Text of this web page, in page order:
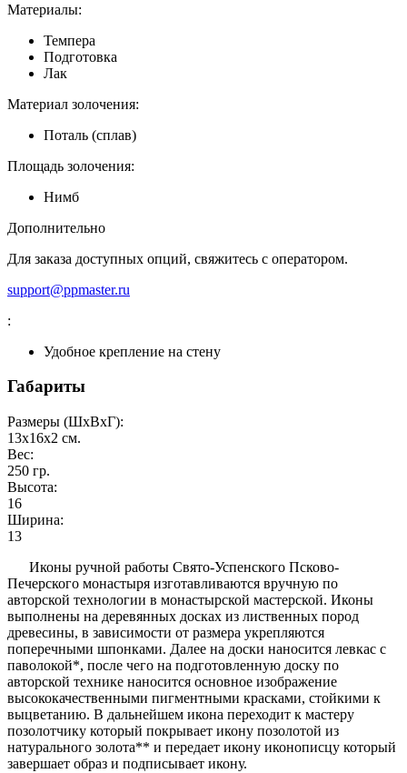
Материалы:
Темпера
Подготовка
Лак
Материал золочения:
Поталь (сплав)
Площадь золочения:
Нимб
Дополнительно
Для заказа доступных опций, свяжитесь с оператором.
support@ppmaster.ru
:
Удобное крепление на стену
Габариты
Размеры (ШxВxГ):
13x16x2 см.
Вес:
250 гр.
Высота:
16
Ширина:
13
Иконы ручной работы Свято-Успенского Псково-
Печерского монастыря изготавливаются вручную по
авторской технологии в монастырской мастерской. Иконы
выполнены на деревянных досках из лиственных пород
древесины, в зависимости от размера укрепляются
поперечными шпонками. Далее на доски наносится левкас с
паволокой*, после чего на подготовленную доску по
авторской технике наносится основное изображение
высококачественными пигментными красками, стойкими к
выцветанию. В дальнейшем икона переходит к мастеру
позолотчику который покрывает икону позолотой из
натурального золота** и передает икону иконописцу который
завершает образ и подписывает икону.